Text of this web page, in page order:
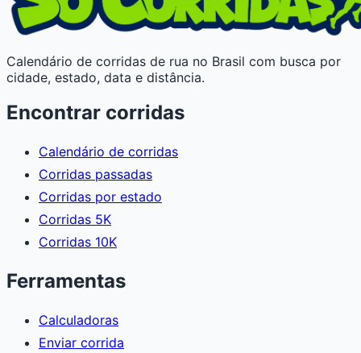
Calendário de corridas de rua no Brasil com busca por
cidade, estado, data e distância.
Encontrar corridas
Calendário de corridas
Corridas passadas
Corridas por estado
Corridas 5K
Corridas 10K
Ferramentas
Calculadoras
Enviar corrida